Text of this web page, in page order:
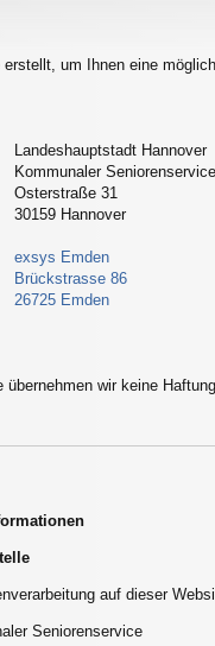
um Ihnen eine
Landeshauptstadt Hannover
Kommunaler Seniorenservice
Osterstraße 31
30159 Hannover
exsys Emden
Brückstrasse 86
26725 Emden
wir keine
auf dieser
Seniorenservice